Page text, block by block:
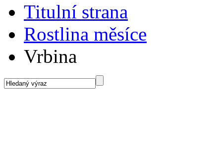
Titulní strana
Rostlina měsíce
Vrbina